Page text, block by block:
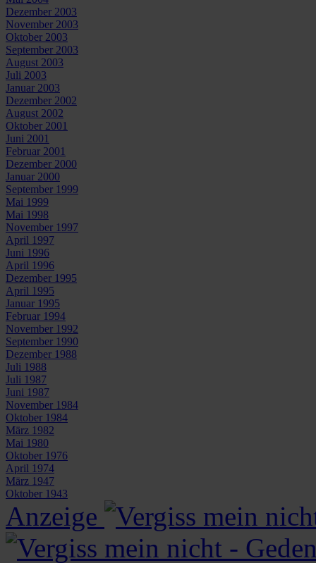
Dezember 2003
November 2003
Oktober 2003
September 2003
August 2003
Juli 2003
Januar 2003
Dezember 2002
August 2002
Oktober 2001
Juni 2001
Februar 2001
Dezember 2000
Januar 2000
September 1999
Mai 1999
Mai 1998
November 1997
April 1997
Juni 1996
April 1996
Dezember 1995
April 1995
Januar 1995
Februar 1994
November 1992
September 1990
Dezember 1988
Juli 1988
Juli 1987
Juni 1987
November 1984
Oktober 1984
März 1982
Mai 1980
Oktober 1976
April 1974
März 1947
Oktober 1943
Anzeige